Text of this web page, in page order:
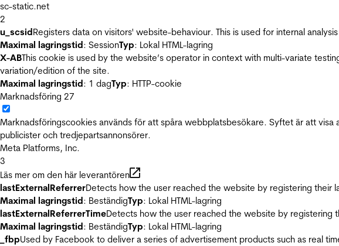
sc-static.net
2
u_scsidRegisters data on visitors' website-behaviour. This is used for internal
Maximal lagringstid: SessionTyp: Lokal HTML-lagring
X-ABThis cookie is used by the website’s operator in context with multi-variate
variation/edition of the site.
Maximal lagringstid: 1 dagTyp: HTTP-cookie
Marknadsföring 27
Marknadsföringscookies används för att spåra webbplatsbesökare. Syftet är att
publicister och tredjepartsannonsörer.
Meta Platforms, Inc.
3
Läs mer om den här leverantören
lastExternalReferrerDetects how the user reached the website by registering their
Maximal lagringstid: BeständigTyp: Lokal HTML-lagring
lastExternalReferrerTimeDetects how the user reached the website by registering
Maximal lagringstid: BeständigTyp: Lokal HTML-lagring
_fbpUsed by Facebook to deliver a series of advertisement products such as real